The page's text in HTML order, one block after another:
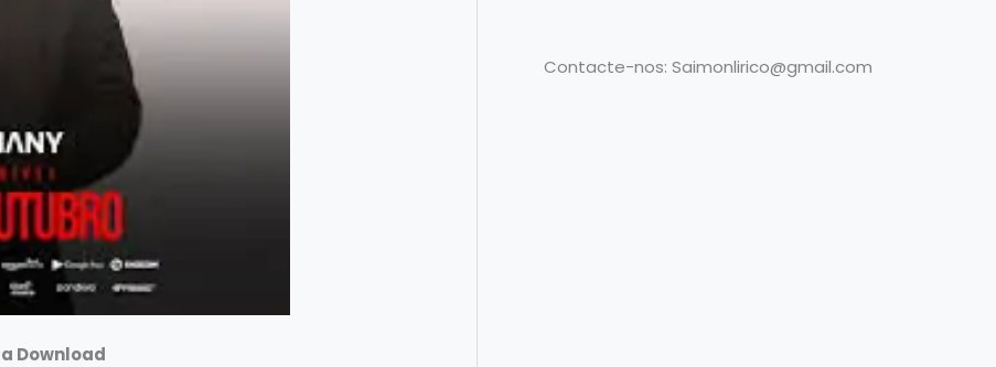
Download
Contacte-nos: Saimonlirico@gmail.com